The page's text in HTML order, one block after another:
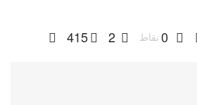
0 نقاط 2
415